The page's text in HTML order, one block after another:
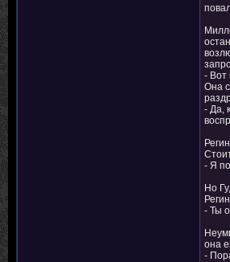
- Вот
Она
- Да,
- Я
Но
- Ты
она
-